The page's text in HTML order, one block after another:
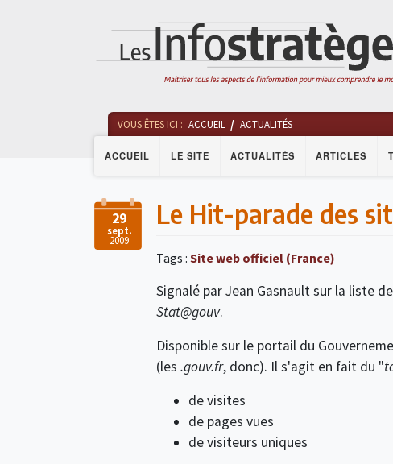
ACCUEIL LE SITE ACTUALITÉS ARTICLES
VOUS ÊTES ICI : ACCUEIL ACTUALITÉS
29
sept.
2009
Le Hit-parade des
Tags : Site web officiel (France)
Signalé par Jean Gasnault sur la liste
Stat@gouv.
Disponible sur le portail du
(les .gouv.fr, donc). Il s'agit en fait du "
de visites
de pages vues
de visiteurs uniques